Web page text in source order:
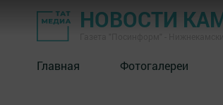
НОВОСТИ
Главная Фотогалереи